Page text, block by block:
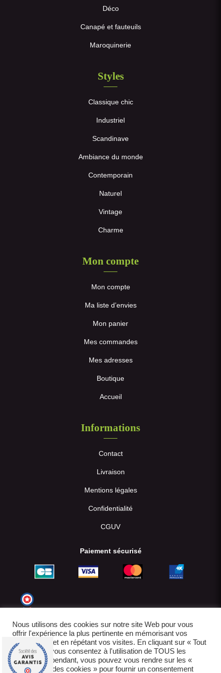
Déco
Canapé et fauteuils
Maroquinerie
Styles
Classique chic
Industriel
Scandinave
Ambiance du monde
Contemporain
Naturel
Vintage
Charme
Mon compte
Mon compte
Ma liste d’envies
Mon panier
Mes commandes
Mes adresses
Boutique
Accueil
Informations
Contact
Livraison
Mentions légales
Confidentialité
CGUV
Paiement sécurisé
Nous utilisons des cookies sur notre site Web pour vous
offrir l'expérience la plus pertinente en mémorisant vos
préférences et en répétant vos visites. En cliquant sur « Tout
accepter », vous consentez à l'utilisation de TOUS les
cookies. Cependant, vous pouvez vous rendre sur les «
Paramètres des cookies » pour fournir un consentement